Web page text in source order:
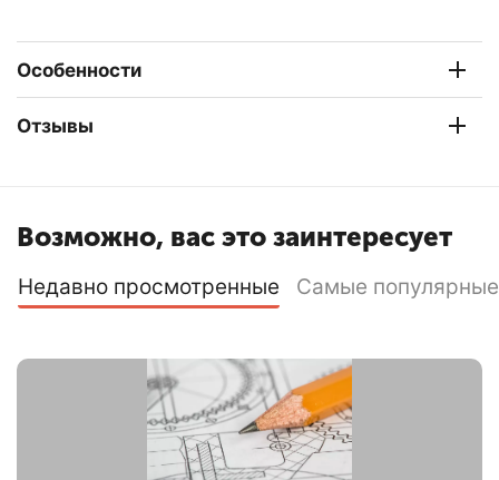
Особенности
Отзывы
Возможно, вас это заинтересует
Недавно просмотренные Самые популярные